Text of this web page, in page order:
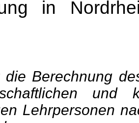
in
die Berechnung
und
Lehrpersonen